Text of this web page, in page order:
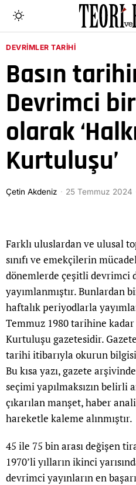
DEVRIMLER TARIHI
Basın
Devrimci
olarak
Kurtuluşu’
Çetin Akdeniz 25 Temmuz 2024
Farklı uluslardan ve ulusal
sınıfı ve emekçilerin
dönemlerde çeşitli devrimci
yayımlanmıştır. Bunlardan
haftalık periyodlarla
Temmuz 1980 tarihine kadar
Kurtuluşu gazetesidir.
tarihi itibarıyla okurun
Bu kısa yazı, gazete
seçimi yapılmaksızın belirli
çıkarılan manşet, haber
hareketle kaleme alınmıştır.
45 ile 75 bin arası değişen
1970’li yılların ikinci
devrimci yayınların en